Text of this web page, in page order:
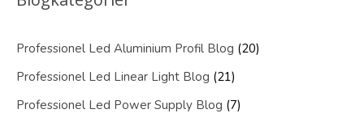
Professionel Led Aluminium Profil Blog (20)
Professionel Led Linear Light Blog (21)
Professionel Led Power Supply Blog (7)